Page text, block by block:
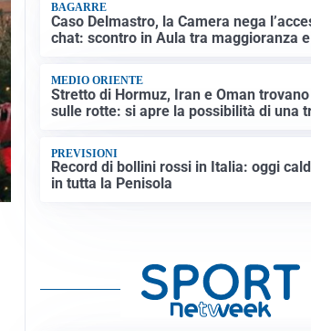
BAGARRE
Caso Delmastro, la Camera nega
chat: scontro in Aula tra maggioranza
MEDIO ORIENTE
Stretto di Hormuz, Iran e Oman
sulle rotte: si apre la possibilità di una
PREVISIONI
Record di bollini rossi in Italia: oggi
in tutta la Penisola